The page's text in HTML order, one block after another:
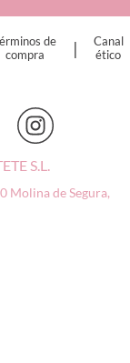
de
compra
|
Canal
ético
S.L.
Molina de Segura,